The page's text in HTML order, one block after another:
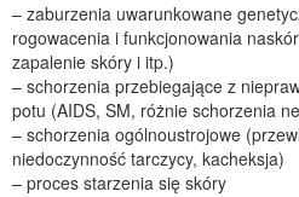
– zaburzenia uwarunkowane
rogowacenia i funkcjonowania
zapalenie skóry i itp.)
– schorzenia przebiegające z
potu (AIDS, SM, różnie schorzenia
– schorzenia ogólnoustrojowe
niedoczynność tarczycy, kacheksja)
– proces starzenia się skóry